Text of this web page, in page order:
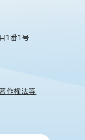
1番1号
作権法等